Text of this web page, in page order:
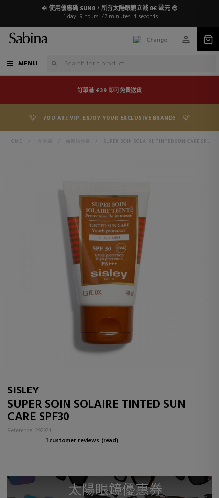
🌞 使用優惠碼 SUN8，所有太陽眼鏡立減 8€ 歐元 😎
1 day 9 hours 47 minutes 4 seconds
Change
MENU
訂單滿 €39 即可免費送貨
YOU ARE VIP. ENJOY YOUR EXCLUSIVE BRANDS
HOME > 防晒霜 > 面部防晒霜 > SUPER SOIN SOLAIRE TINTED SUN CARE SPF30
SISLEY
SUPER SOIN SOLAIRE TINTED SUN
CARE SPF30
Reference: 292974
1 customer reviews (read)